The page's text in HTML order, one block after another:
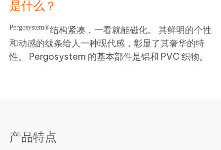
是什么？
Pergosystem®结构紧凑，一看就能磁化。 其鲜明的个性
和动感的线条给人一种现代感，彰显了其奢华的特
性。 Pergosystem 的基本部件是铝和 PVC 织物。
产品特点